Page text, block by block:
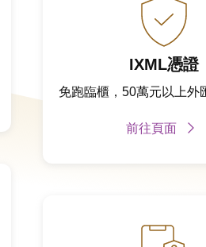
IXML憑證
免跑臨櫃，50萬元以上外
前往頁面